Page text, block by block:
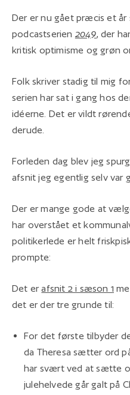
Der er nu gået præcis et år
podcastserien 2049, der
kritisk optimisme og grøn
Folk skriver stadig til mig
serien har sat i gang hos
idéerne. Det er vildt
derude.
Forleden dag blev jeg
afsnit jeg egentlig selv var
Der er mange gode at
har overstået et
politikerlede er helt
prompte:
Det erafsnit 2 i sæson 1
det er der tre grunde til:
For det første tilbyder
da Theresa sætter ord
har svært ved at sætte
julehelvede går galt på